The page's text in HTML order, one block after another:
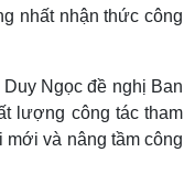
nhất nhận thức công
Ngọc đề nghị Ban
lượng công tác tham
và nâng tầm công